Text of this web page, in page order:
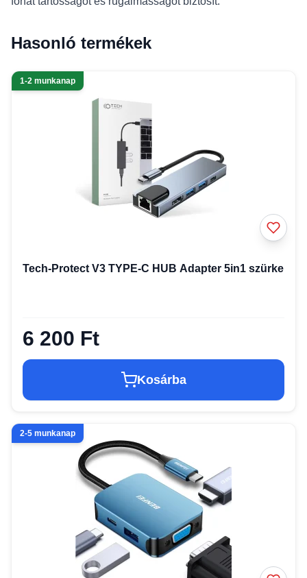
Hasonló termékek
1-2 munkanap
Tech-Protect V3 TYPE-C HUB Adapter 5in1 szürke
6 200 Ft
Kosárba
2-5 munkanap